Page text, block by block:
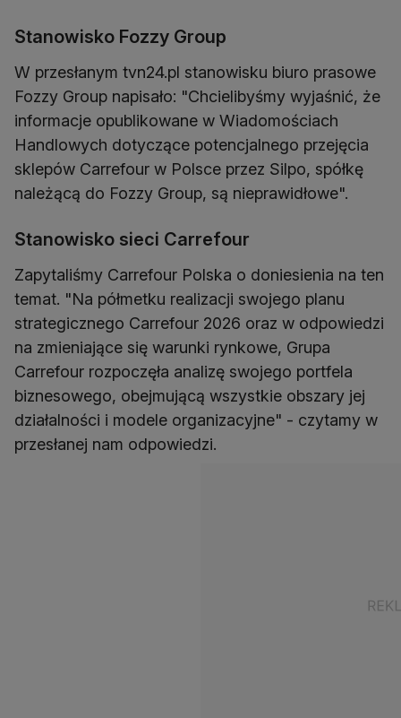
Stanowisko Fozzy Group
W przesłanym tvn24.pl stanowisku biuro prasowe
Fozzy Group napisało: "Chcielibyśmy wyjaśnić, że
informacje opublikowane w Wiadomościach
Handlowych dotyczące potencjalnego przejęcia
sklepów Carrefour w Polsce przez Silpo, spółkę
należącą do Fozzy Group, są nieprawidłowe".
Stanowisko sieci Carrefour
Zapytaliśmy Carrefour Polska o doniesienia na ten
temat. "Na półmetku realizacji swojego planu
strategicznego Carrefour 2026 oraz w odpowiedzi
na zmieniające się warunki rynkowe, Grupa
Carrefour rozpoczęła analizę swojego portfela
biznesowego, obejmującą wszystkie obszary jej
działalności i modele organizacyjne" - czytamy w
przesłanej nam odpowiedzi.